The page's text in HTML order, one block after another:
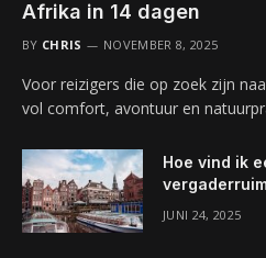
Afrika in 14 dagen
BY CHRIS NOVEMBER 8, 2025
Voor reizigers die op zoek zijn
vol comfort, avontuur en
Hoe vind ik
JUNI 24, 2025